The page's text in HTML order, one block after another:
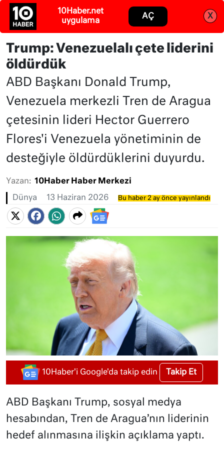
Abone ol Giriş
Trump: Venezuelalı çete liderini
öldürdük
ABD Başkanı Donald Trump,
Venezuela merkezli Tren de Aragua
çetesinin lideri Hector Guerrero
Flores'i Venezuela yönetiminin de
desteğiyle öldürdüklerini duyurdu.
Yazan: 10Haber Haber Merkezi
Dünya 13 Haziran 2026 Bu haber 2 ay önce yayınlandı
10Haber'i Google'da takip edin Takip Et
ABD Başkanı Trump, sosyal medya
hesabından, Tren de Aragua’nın liderinin
hedef alınmasına ilişkin açıklama yaptı.